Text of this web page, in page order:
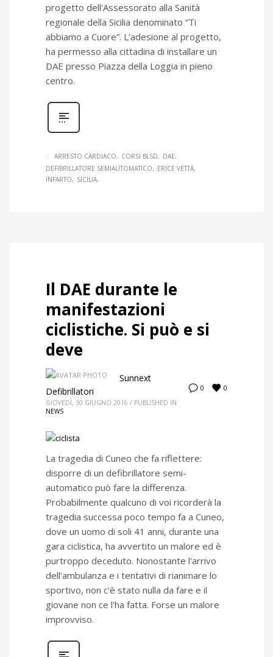
progetto dell'Assessorato alla Sanità
regionale della Sicilia denominato “Ti
abbiamo a Cuore”. L'adesione al progetto,
ha permesso alla cittadina di installare un
DAE presso Piazza della Loggia in pieno
centro.
ARRESTO CARDIACO CORSI BLSD
DAE
DEFIBRILLATORE SEMIAUTOMATICO
ERICE VETTA
INFARTO
SICILIA
Il DAE durante le
manifestazioni
ciclistiche. Si può e si
deve
0 0
Sunnext
Defibrillatori
GIOVEDÌ, 30 GIUGNO 2016 / PUBLISHED IN
NEWS
La tragedia di Cuneo che fa riflettere:
disporre di un defibrillatore semi-
automatico può fare la differenza.
Probabilmente qualcuno di voi ricorderà la
tragedia successa poco tempo fa a Cuneo,
dove un uomo di soli 41 anni, durante una
gara ciclistica, ha avvertito un malore ed è
purtroppo deceduto. Nonostante l'arrivo
dell'ambulanza e i tentativi di rianimare lo
sportivo, non c'è stato nulla da fare e il
giovane non ce l'ha fatta. Forse un malore
improvviso.